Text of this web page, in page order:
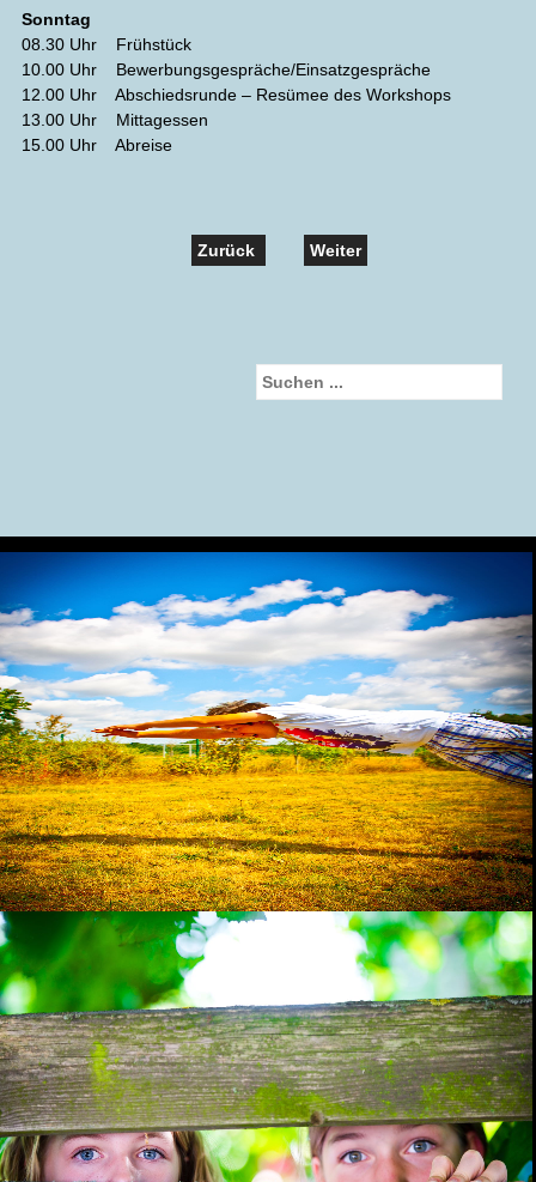
Sonntag
08.30 Uhr Frühstück
10.00 Uhr Bewerbungsgespräche/Einsatzgespräche
12.00 Uhr Abschiedsrunde – Resümee des Workshops
13.00 Uhr Mittagessen
15.00 Uhr Abreise
Zurück Weiter